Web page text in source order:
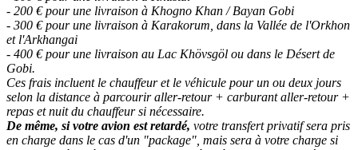
- 200 € pour une livraison à Khogno Khan / Bayan Gobi
- 300 € pour une livraison à Karakorum, dans la Vallée de l'Orkhon
et l'Arkhangai
- 400 € pour une livraison au Lac Khövsgöl ou dans le Désert de
Gobi.
Ces frais incluent le chauffeur et le véhicule pour un ou deux jours
selon la distance à parcourir aller-retour + carburant aller-retour +
repas et nuit du chauffeur si nécessaire.
De même, si votre avion est retardé, votre transfert privatif sera pris
en charge dans le cas d'un "package", mais sera à votre charge si